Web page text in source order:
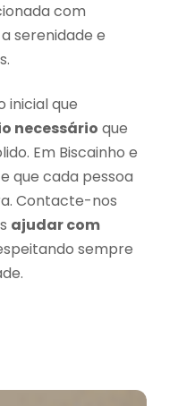
com
serenidade e
inicial que
necessário que
Em Biscainho e
que cada pessoa
Contacte-nos
ajudar com
sempre